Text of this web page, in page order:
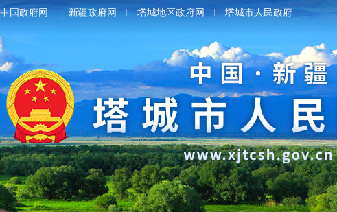
中国政府网 新疆政府网 塔城地区政府网 塔城市人民政府